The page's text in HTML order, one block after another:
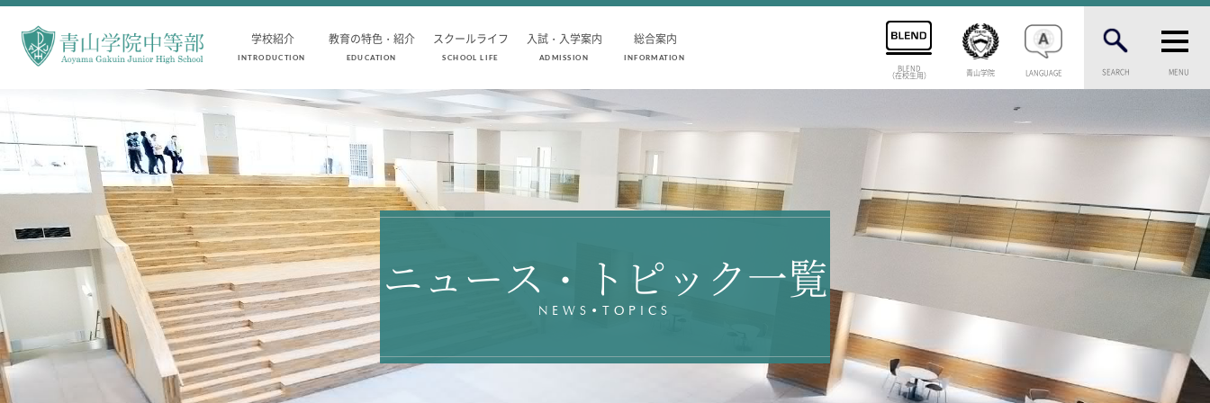
学校紹介
INTRODUCTION
教育の特色・紹介
EDUCATION
スクールライフ
SCHOOL LIFE
入試・入学案内
ADMISSION
総合案内
INFORMATION
BLEND
（在校生用） 青山学院 LANGUAGE SEARCH MENU
学校紹介
中等部 部長挨拶
教育理念・目標
中等部の歴史
特色ある教育
生徒数・教職員数
一貫校の流れ
卒業生インタビュー
メディアライブラリー
AOYAMA STYLE
教育の特色・紹介
教育課程
教科学習
キリスト教教育
国際交流
SCHOOL LIFE
スクールライフ
スクールカレンダー
1日の流れ
クラブ・同好会紹介
制服紹介
進学・進路
入試・入学案内
志願者速報
合格者発表
入学金・学費等一覧
編入学・転入学試験
よくあるご質問
総合案内
お問い合わせ
キャンパスマップ
アクセスマップ
緊急・災害時の対応
ENGLISHページ
採用情報
地の塩、世の光（スクールモットー）
ニュース・トピック一覧
NEWS•TOPICS